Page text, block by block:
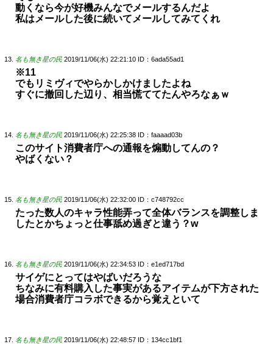
動くなら今が好機みんなでメールするんだよ
私はメールした後に続いてメールしてみてくれ
名も無き星の民 2019/11/06(水) 22:21:10 ID：6ada55ad1
※11
でもリミヴィでやらかしかけましたよね
すぐに撤回した辺り、相当慌ててたんやろなぁｗ
名も無き星の民 2019/11/06(水) 22:25:38 ID：faaaad03b
このサイト消費者庁への通報を煽動してんの？
やばくない？
名も無き星の民 2019/11/06(水) 22:32:00 ID：c748792cc
たった数人のキャラ性能弄って全体バランスを調整しま
したとかちょっと仕事舐め過ぎと違う？w
名も無き星の民 2019/11/06(水) 22:34:53 ID：e1ed717bd
サイゲにとってはやばいだろうな
ちなみに有料購入した事実があるアイテムが下方された
場合消費者庁コラボできるから覚えといて
名も無き星の民 2019/11/06(水) 22:48:57 ID：134cc1bf1